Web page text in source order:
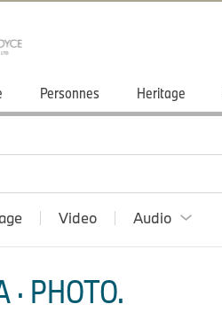
Personnes Heritage
Video Audio
· PHOTO.